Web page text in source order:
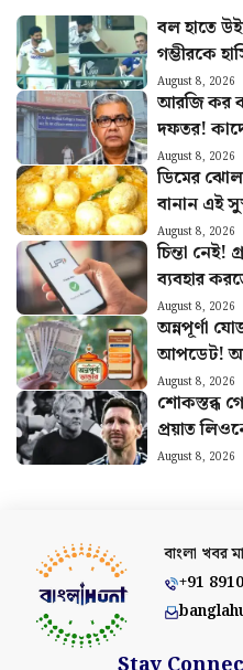
বল হাতে
গম্ভীরকে
ভারতীয় দল
August 8, 2026
আরজি কর
দফতর!
স্বাস্থ্যমন্ত্রী
August 8, 2026
ডিমের
বানান এই
August 8, 2026
চিন্তা নেই!
ব্যবহার
August 8, 2026
অন্নপূর্ণা
আপডেট!
কীভাবে জানুন
August 8, 2026
শোকস্তব্ধ
প্রয়াত
August 8, 2026
বাংলা খবর
+91